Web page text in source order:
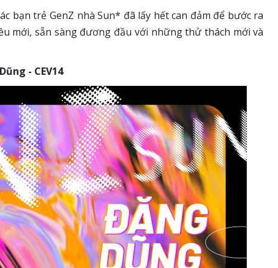
bạn trẻ GenZ nhà Sun* đã lấy hết can đảm để bước ra
mới, sẵn sàng đương đầu với những thử thách mới và
- CEV14